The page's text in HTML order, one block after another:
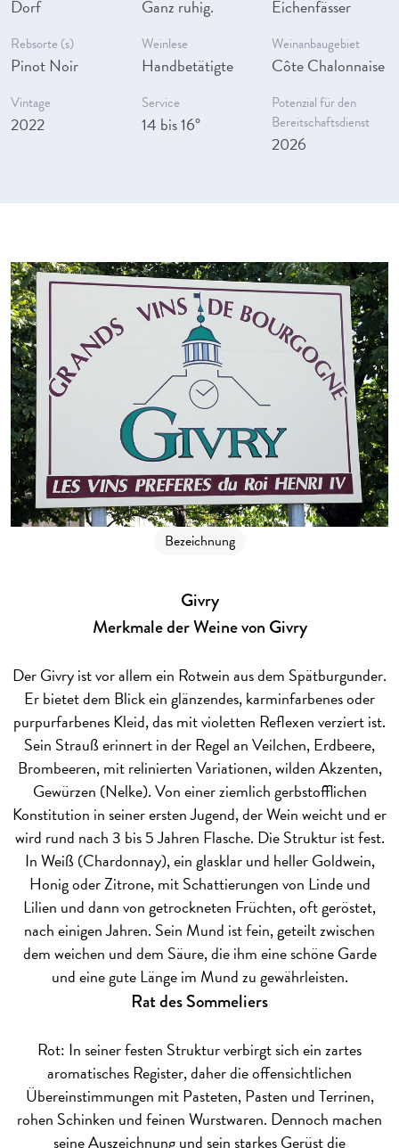
Dorf Ganz ruhig. Eichenfässer
Rebsorte (s)
Pinot Noir
Weinlese
Handbetätigte
Weinanbaugebiet
Côte Chalonnaise
Vintage
2022
Service
14 bis 16°
Potenzial für den
Bereitschaftsdienst
2026
Bezeichnung
Givry
Merkmale der Weine von Givry
Der Givry ist vor allem ein Rotwein aus dem Spätburgunder.
Er bietet dem Blick ein glänzendes, karminfarbenes oder
purpurfarbenes Kleid, das mit violetten Reflexen verziert ist.
Sein Strauß erinnert in der Regel an Veilchen, Erdbeere,
Brombeeren, mit relinierten Variationen, wilden Akzenten,
Gewürzen (Nelke). Von einer ziemlich gerbstofflichen
Konstitution in seiner ersten Jugend, der Wein weicht und er
wird rund nach 3 bis 5 Jahren Flasche. Die Struktur ist fest.
In Weiß (Chardonnay), ein glasklar und heller Goldwein,
Honig oder Zitrone, mit Schattierungen von Linde und
Lilien und dann von getrockneten Früchten, oft geröstet,
nach einigen Jahren. Sein Mund ist fein, geteilt zwischen
dem weichen und dem Säure, die ihm eine schöne Garde
und eine gute Länge im Mund zu gewährleisten.
Rat des Sommeliers
Rot: In seiner festen Struktur verbirgt sich ein zartes
aromatisches Register, daher die offensichtlichen
Übereinstimmungen mit Pasteten, Pasten und Terrinen,
rohen Schinken und feinen Wurstwaren. Dennoch machen
seine Auszeichnung und sein starkes Gerüst die